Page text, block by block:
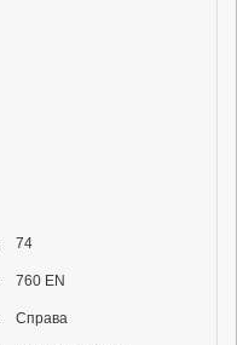
74
760 EN
Справа